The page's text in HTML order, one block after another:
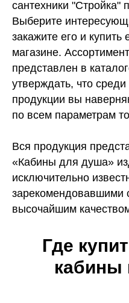
сантехники "Стройка"
Выберите
закажите его и
магазине.
представлен в
утверждать, что
продукции вы
по всем параметрам
Вся продукция
«Кабины для душа»
исключительно
зарекомендовавшими
высочайшим
Где
кабины